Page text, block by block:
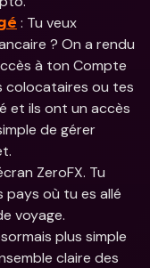
: Tu veux
? On a rendu
à ton Compte
colocataires ou tes
et ils ont un accès
de gérer
ZeroFX. Tu
où tu es allé
voyage.
plus simple
claire des